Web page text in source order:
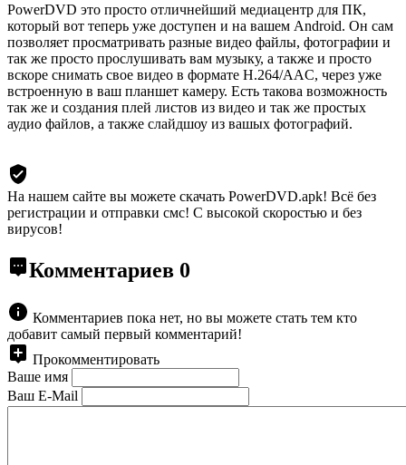
PowerDVD это просто отличнейший медиацентр для ПК,
который вот теперь уже доступен и на вашем Android. Он сам
позволяет просматривать разные видео файлы, фотографии и
так же просто прослушивать вам музыку, а также и просто
вскоре снимать свое видео в формате H.264/AAC, через уже
встроенную в ваш планшет камеру. Есть такова возможность
так же и создания плей листов из видео и так же простых
аудио файлов, а также слайдшоу из вашых фотографий.
На нашем сайте вы можете скачать PowerDVD.apk! Всё без
регистрации и отправки смс! С высокой скоростью и без
вирусов!
Комментариев 0
Комментариев пока нет, но вы можете стать тем кто
добавит самый первый комментарий!
Прокомментировать
Ваше имя
Ваш E-Mail